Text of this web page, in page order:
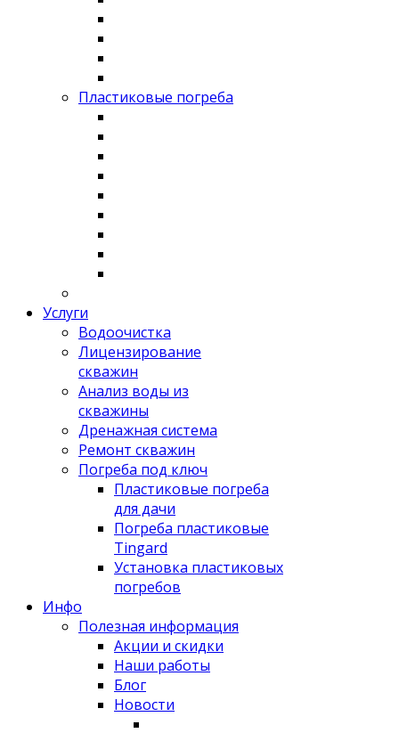
Пластиковые погреба
Услуги
Водоочистка
Лицензирование
скважин
Анализ воды из
скважины
Дренажная система
Ремонт скважин
Погреба под ключ
Пластиковые погреба
для дачи
Погреба пластиковые
Tingard
Установка пластиковых
погребов
Инфо
Полезная информация
Акции и скидки
Наши работы
Блог
Новости